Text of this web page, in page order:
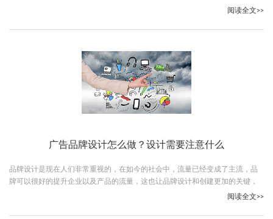
设计需要注意什么呢？下面让我们跟随古柏广告设计一起详细了解下吧。阅读全文>>
广告品牌设计怎么做？设计需要注意什么
品牌设计是现在人们非常重视的，在如今的社会中，流量已经变成了主流，品
牌可以很好的提升企业以及产品的流量，这也让品牌设计和创建更加的关键，
那么广告品牌设计怎么做呢？下面让我们跟随古柏广告设计一起详细了解下
阅读全文>>